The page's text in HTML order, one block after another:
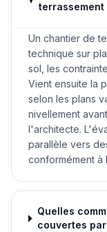
terrassement
Un chantier de
technique sur
sol, les
Vient ensuite la
selon les plans
nivellement
l'architecte.
parallèle vers
conformément à
Quelles
couvertes